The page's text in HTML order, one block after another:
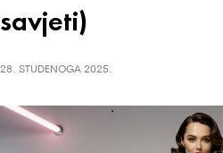
savjeti)
28. STUDENOGA 2025.